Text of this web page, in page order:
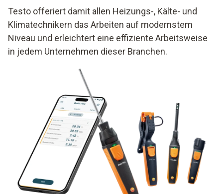
Testo offeriert damit allen Heizungs-, Kälte- und
Klimatechnikern das Arbeiten auf modernstem
Niveau und erleichtert eine effiziente Arbeitsweise
in jedem Unternehmen dieser Branchen.